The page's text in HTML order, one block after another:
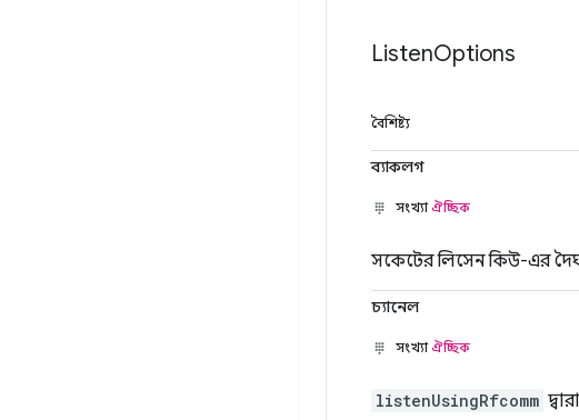
ListenOptions
বৈশিষ্ট্য
ব্যাকলগ
সংখ্যাঐচ্ছিক
সকেটের লিসেন কিউ-এর
চ্যানেল
সংখ্যাঐচ্ছিক
listenUsingRfcomm